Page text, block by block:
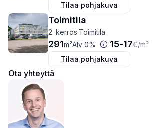
Tilaa pohjakuva
Toimitila
2. kerros·Toimitila
291m²Alv 0% 15-17€/m²
Tilaa pohjakuva
Ota yhteyttä